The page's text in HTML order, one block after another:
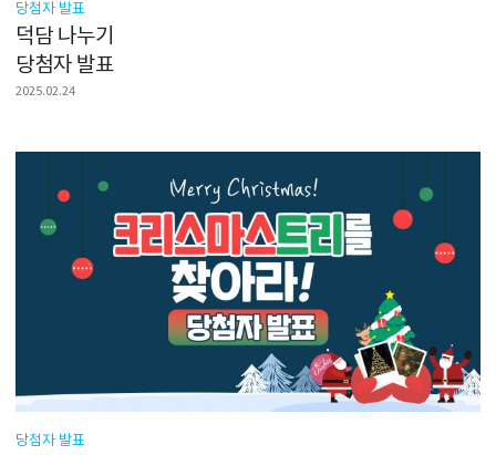
당첨자 발표
덕담 나누기
당첨자 발표
2025.02.24
당첨자 발표